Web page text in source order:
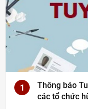
1
Thông báo
các tổ chức